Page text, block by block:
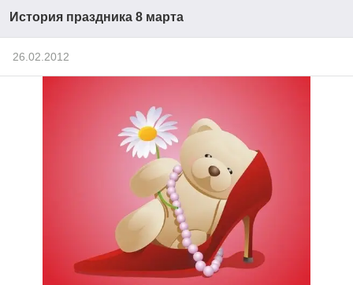
История праздника 8 марта
26.02.2012